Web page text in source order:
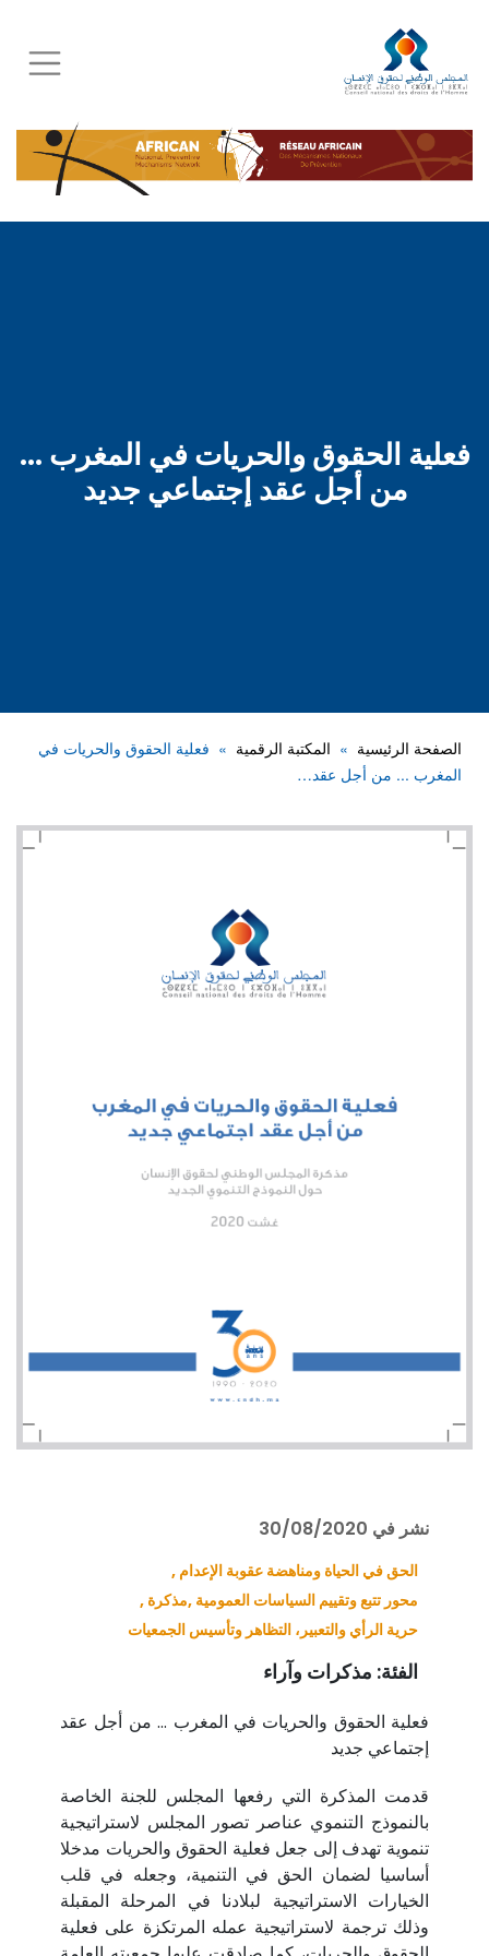
Skip
to
main
content
فعلية الحقوق والحريات في المغرب ...
من أجل عقد إجتماعي جديد
الصفحة الرئيسية المكتبة الرقمية
فعلية الحقوق والحريات في
المغرب ... من أجل عقد…
نشر في 30/08/2020
الحق في الحياة ومناهضة عقوبة الإعدام ,
محور تتبع وتقييم السياسات العمومية ,مذكرة ,
حرية الرأي والتعبير، التظاهر وتأسيس الجمعيات
الفئة: مذكرات وآراء
فعلية الحقوق والحريات في المغرب ... من أجل عقد
إجتماعي جديد
قدمت المذكرة التي رفعها المجلس للجنة الخاصة
بالنموذج التنموي عناصر تصور المجلس لاستراتيجية
تنموية تهدف إلى جعل فعلية الحقوق والحريات مدخلا
أساسيا لضمان الحق في التنمية، وجعله في قلب
الخيارات الاستراتيجية لبلادنا في المرحلة المقبلة
وذلك ترجمة لاستراتيجية عمله المرتكزة على فعلية